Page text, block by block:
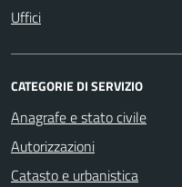
Uffici
CATEGORIE DI SERVIZIO
Anagrafe e stato civile
Autorizzazioni
Catasto e urbanistica